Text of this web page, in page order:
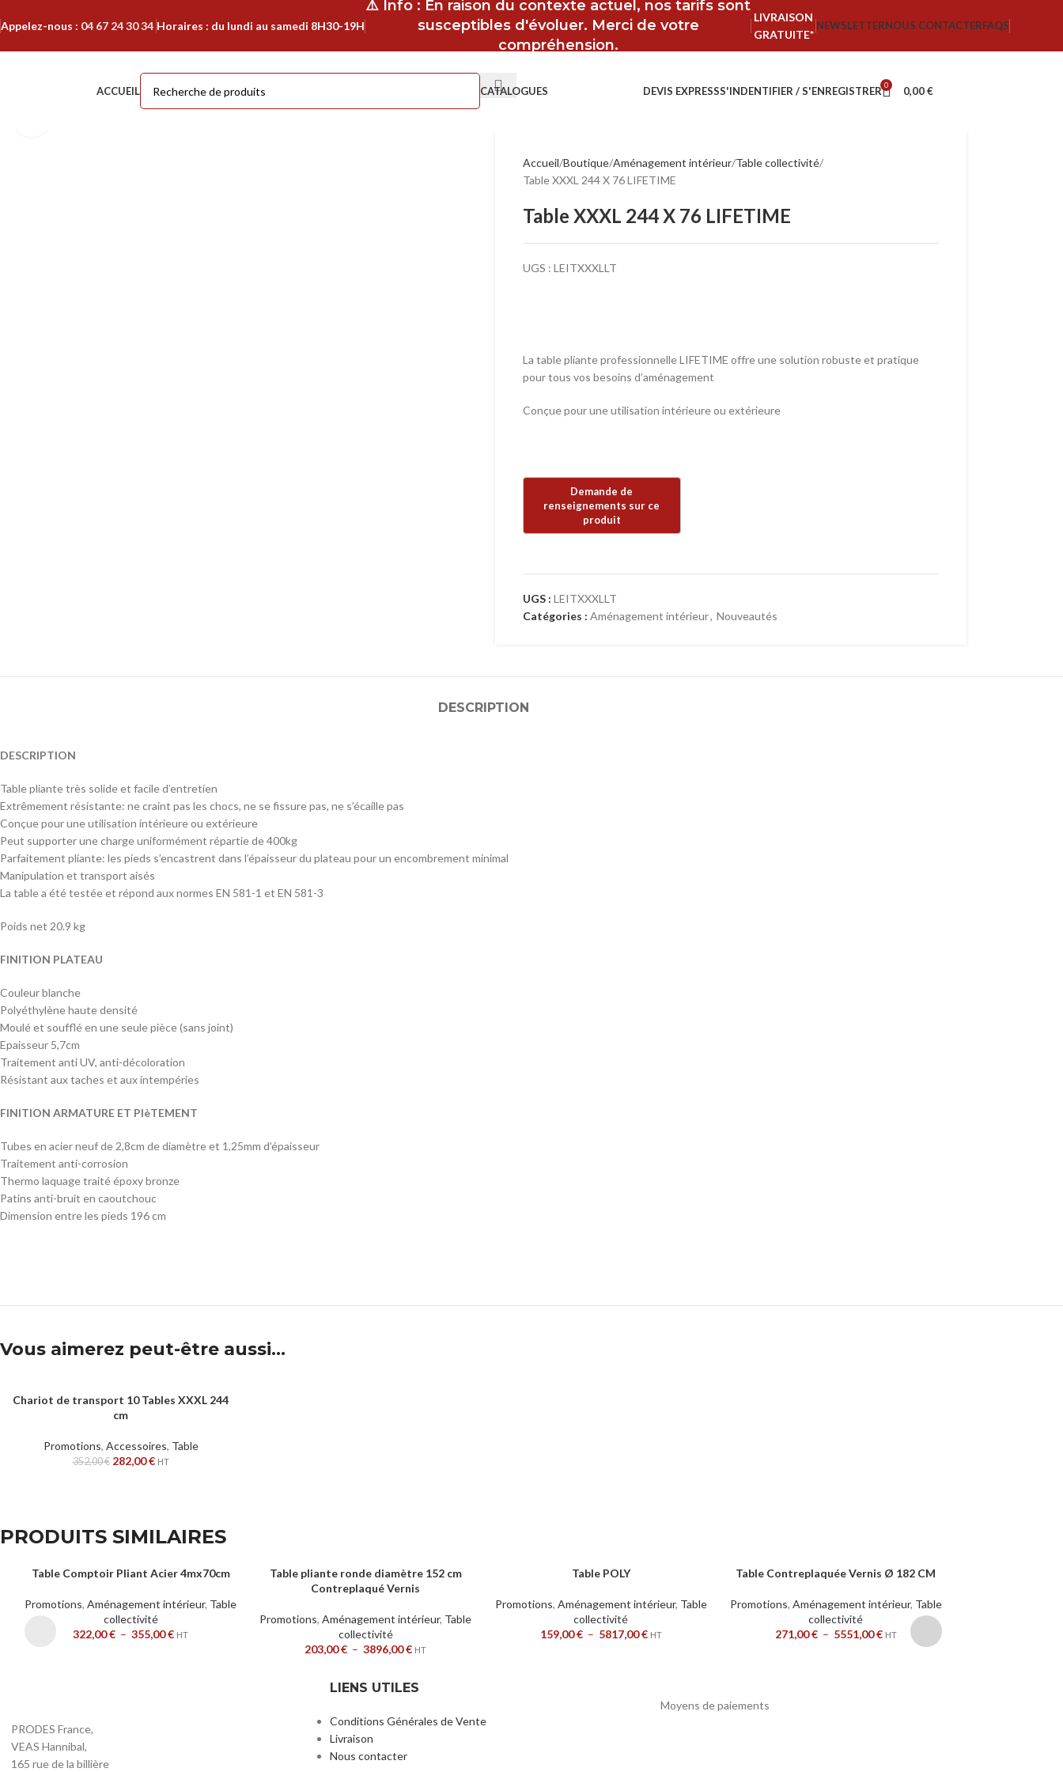
Appelez-nous : 04 67 24 30 34 Horaires : du lundi au samedi 8H30-19H
⚠️ Info : En raison du contexte actuel, nos tarifs sont
susceptibles d'évoluer. Merci de votre
compréhension.
LIVRAISON
GRATUITE*
NEWSLETTERNOUS CONTACTERFAQS
ACCUEIL CATALOGUES DEVIS EXPRESSS'INDENTIFIER / S'ENREGISTRER 0 0,00€
Accueil Boutique Aménagement intérieur Table collectivité
Table XXXL 244 X 76 LIFETIME
Table XXXL 244 X 76 LIFETIME
UGS : LEITXXXLLT
La table pliante professionnelle LIFETIME offre une solution robuste et pratique
pour tous vos besoins d’aménagement
Conçue pour une utilisation intérieure ou extérieure
UGS : LEITXXXLLT
Catégories : Aménagement intérieur, Nouveautés
DESCRIPTION
DESCRIPTION
Table pliante très solide et facile d’entretien
Extrêmement résistante: ne craint pas les chocs, ne se fissure pas, ne s’écaille pas
Conçue pour une utilisation intérieure ou extérieure
Peut supporter une charge uniformément répartie de 400kg
Parfaitement pliante: les pieds s’encastrent dans l’épaisseur du plateau pour un encombrement minimal
Manipulation et transport aisés
La table a été testée et répond aux normes EN 581-1 et EN 581-3
Poids net 20.9 kg
FINITION PLATEAU
Couleur blanche
Polyéthylène haute densité
Moulé et soufflé en une seule pièce (sans joint)
Epaisseur 5,7cm
Traitement anti UV, anti-décoloration
Résistant aux taches et aux intempéries
FINITION ARMATURE ET PIèTEMENT
Tubes en acier neuf de 2,8cm de diamètre et 1,25mm d’épaisseur
Traitement anti-corrosion
Thermo laquage traité époxy bronze
Patins anti-bruit en caoutchouc
Dimension entre les pieds 196 cm
Vous aimerez peut-être aussi…
AJOUTER AU PANIER
Chariot de transport 10 Tables XXXL 244
cm
Promotions, Accessoires, Table
352,00€ 282,00€ HT
PRODUITS SIMILAIRES
CHOIX DES OPTIONS
Table Comptoir Pliant Acier 4mx70cm
Promotions,Aménagement intérieur, Table
collectivité
322,00€ – 355,00€ HT
CHOIX DES OPTIONS
Table pliante ronde diamètre 152 cm
Contreplaqué Vernis
Promotions,Aménagement intérieur, Table
collectivité
203,00€ – 3896,00€ HT
CHOIX DES OPTIONSTable POLY
Promotions, Aménagement intérieur, Table
collectivité
159,00€ – 5817,00€ HT
CHOIX DES OPTIONS
Table Contreplaquée Vernis Ø 182 CM
Promotions, Aménagement intérieur, Table
collectivité
271,00€ – 5551,00€ HT
PRODES France,
VEAS Hannibal,
165 rue de la billière
LIENS UTILES
Conditions Générales de Vente
Livraison
Nous contacter
Moyens de paiements